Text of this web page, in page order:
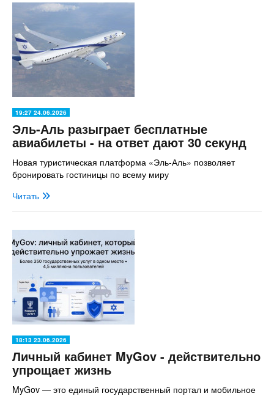
19:27 24.06.2026
Эль-Аль разыграет бесплатные
авиабилеты - на ответ дают 30 секунд
Новая туристическая платформа «Эль-Аль» позволяет
бронировать гостиницы по всему миру
Читать
18:13 23.06.2026
Личный кабинет MyGov - действительно
упрощает жизнь
MyGov — это единый государственный портал и мобильное